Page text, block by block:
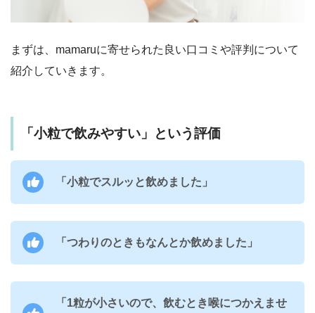
まずは、mamaruに寄せられた良い口コミや評判について
紹介していきます。
「小粒で飲みやすい」という評価
「小粒でスルッと飲めました」
「つわりのときもなんとか飲めました」
「1粒が小さいので、飲むとき喉につかえませ